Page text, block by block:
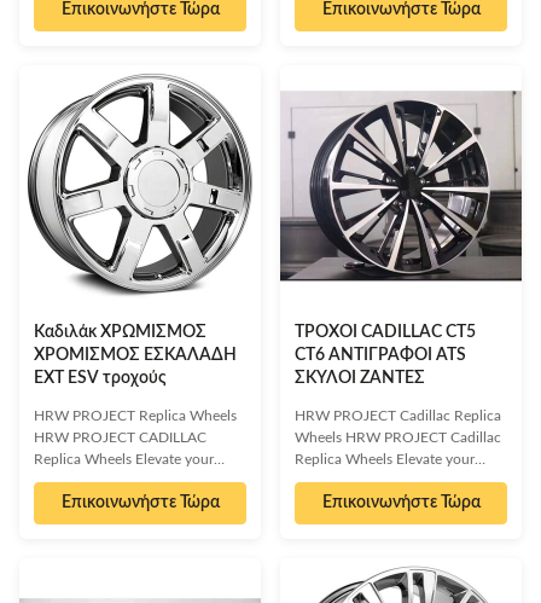
with premium, manufacturer-
spec replica wheels. Discover the
and exceptional value with HRW
PROJECT's top-grade replica
wheels. Engineered to match the
exact specifications of your
factory originals, these wheels
offer an identical look and fit, all
at a more accessible price point
than dealer options. Crafted from
the finest aluminum
Επικοινωνήστε Τώρα
YUKON with HRW PROJECT's
top-grade replica wheels.
and fit of your factory original
wheels, these premium aluminum
alloy wheels offer a superior
alternative at a more accessible
price point. Experience reliable
performance, exceptional
handling, and improved fuel
economy with our strong yet
lightweight chrome
Επικοινωνήστε Τώρα
Καδιλάκ ΧΡΩΜΙΣΜΟΣ
ΧΡΟΜΙΣΜΟΣ ΕΣΚΑΛΑΔΗ
EXT ESV τροχούς
HRW PROJECT Replica Wheels
HRW PROJECT CADILLAC
Replica Wheels Elevate your
Cadillac TAHOE or YUKON with
HRW PROJECT's premium
replica wheels. Crafted to exact
Επικοινωνήστε Τώρα
ΤΡΟΧΟΙ CADILLAC CT5
CT6 ΑΝΤΙΓΡΑΦΟΙ ATS
ΣΚΥΛΟΙ ΖΑΝΤΕΣ
HRW PROJECT Cadillac Replica
Wheels HRW PROJECT Cadillac
Replica Wheels Elevate your
Cadillac CT4, CT5, or CT6 with
HRW PROJECT's premium
replica wheels. Engineered to
your factory originals, these
Monoblock Forged Rims offer an
Επικοινωνήστε Τώρα